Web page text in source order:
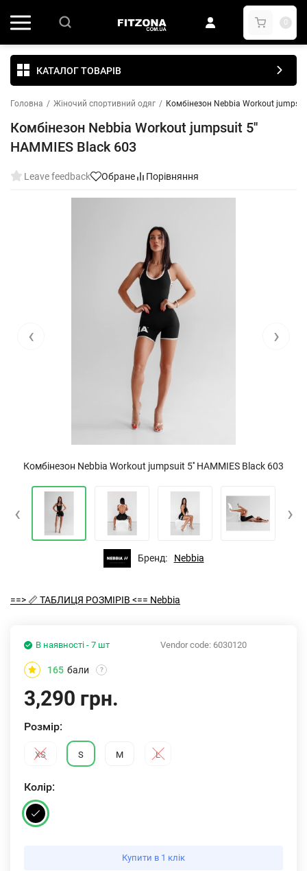
0
КАТАЛОГ ТОВАРІВ
Головна / Жіночий спортивний одяг / Комбінезон Nebbia Workout
Комбінезон Nebbia Workout jumpsuit 5''
HAMMIES Black 603
Leave feedback Обране Порівняння
Комбінезон Nebbia Workout jumpsuit 5'' HAMMIES Black 603
‹ ›
‹ ›
Бренд: Nebbia
==> 📏 ТАБЛИЦЯ РОЗМІРІВ <== Nebbia
Vendor code: 6030120
В наявності - 7 шт
165 бали ?
3,290 грн.
Розмiр:
XS S M L
Колiр:
Купити в 1 клік